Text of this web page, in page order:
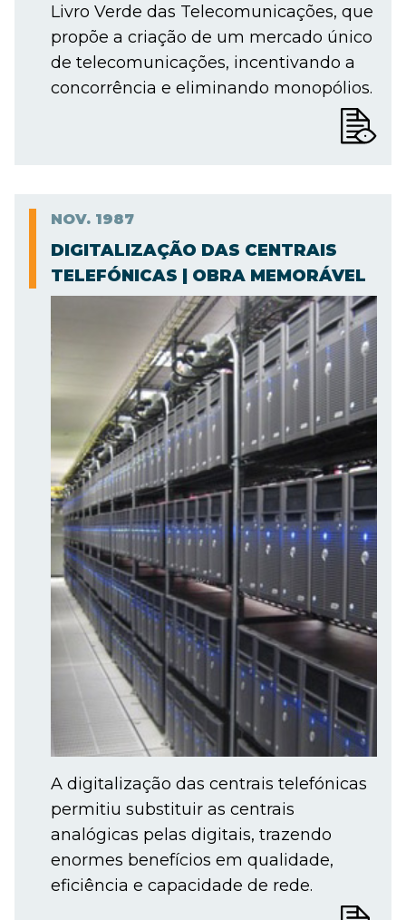
Livro Verde das Telecomunicações, que
propõe a criação de um mercado único
de telecomunicações, incentivando a
concorrência e eliminando monopólios.
NOV. 1987
DIGITALIZAÇÃO DAS CENTRAIS
TELEFÓNICAS | OBRA MEMORÁVEL
A digitalização das centrais telefónicas
permitiu substituir as centrais
analógicas pelas digitais, trazendo
enormes benefícios em qualidade,
eficiência e capacidade de rede.